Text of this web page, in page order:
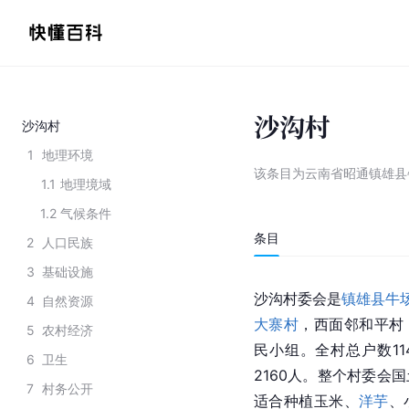
沙沟村
1
地理环境
1.1 地理境域
1.2 气候条件
2
人口民族
3 基础设施
4
自然资源
5 农村经济
6 卫生
7 村务公开
沙沟村
该条目为云南省昭通镇雄
条目
沙沟村委会是镇雄县牛
大寨村 ，西面邻和平
民小组。全村总户数
2160人。整个村委会
适合种植玉米、 洋芋